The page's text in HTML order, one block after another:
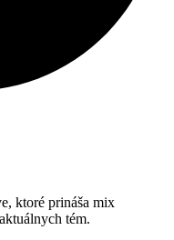
ktoré prináša mix
tém.